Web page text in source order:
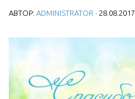
Учредительные документы
Отчеты о деятельности
Учреждения культуры
АВТОР: ADMINISTRATOR · 28.08.2017